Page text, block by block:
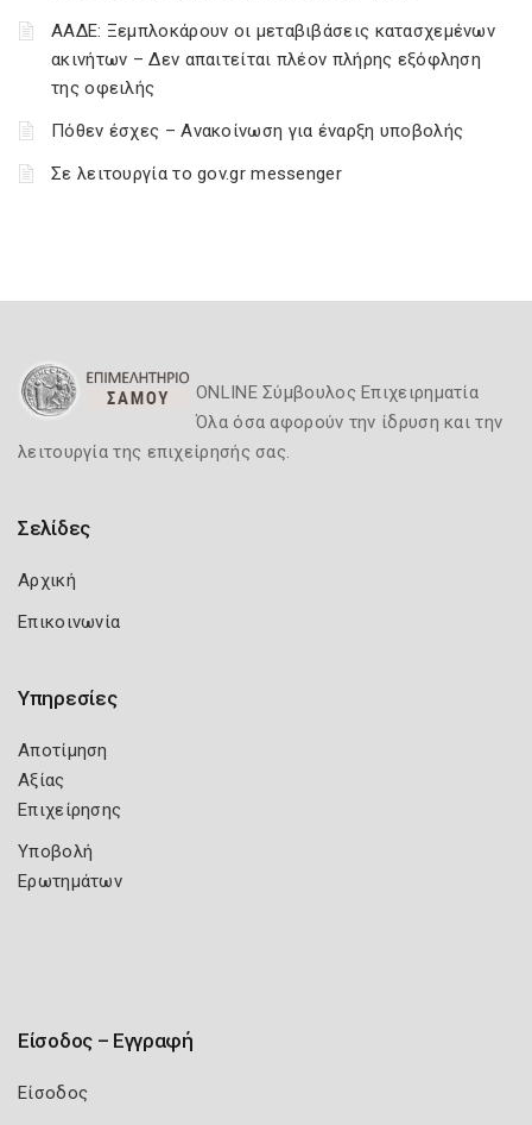
ΑΑΔΕ: Ξεμπλοκάρουν οι μεταβιβάσεις κατασχεμένων
ακινήτων – Δεν απαιτείται πλέον πλήρης εξόφληση
της οφειλής
Πόθεν έσχες – Ανακοίνωση για έναρξη υποβολής
Σε λειτουργία το gov.gr messenger
ONLINE Σύμβουλος Επιχειρηματία
Όλα όσα αφορούν την ίδρυση και την
λειτουργία της επιχείρησής σας.
Σελίδες
Αρχική
Επικοινωνία
Υπηρεσίες
Αποτίμηση
Αξίας
Επιχείρησης
Υποβολή
Ερωτημάτων
Είσοδος – Εγγραφή
Είσοδος